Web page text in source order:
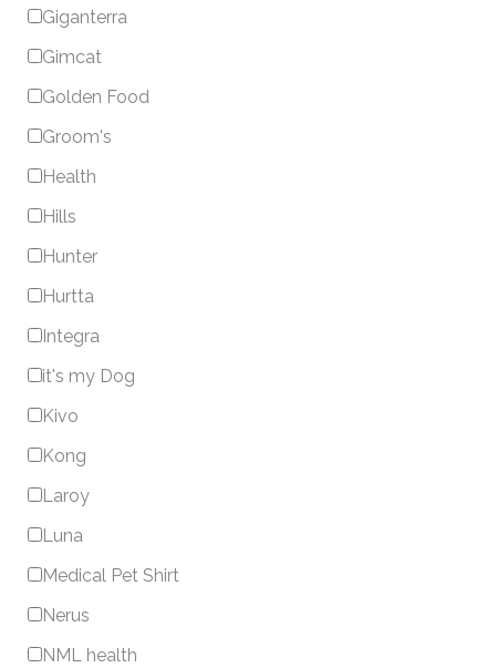
Giganterra
Gimcat
Golden Food
Groom's
Health
Hills
Hunter
Hurtta
Integra
it's my Dog
Kivo
Kong
Laroy
Luna
Medical Pet Shirt
Nerus
NML health